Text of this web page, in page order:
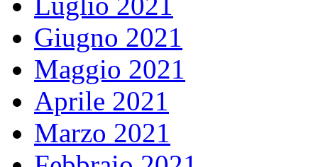
Giugno 2021
Maggio 2021
Aprile 2021
Marzo 2021